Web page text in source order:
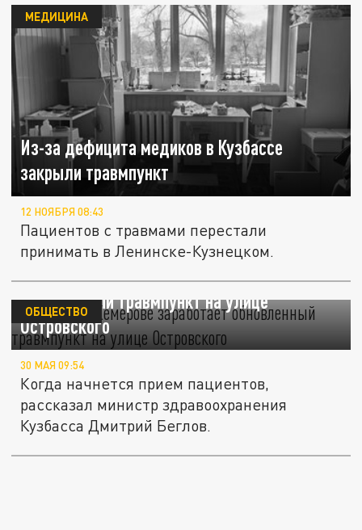
Из-за дефицита медиков в Кузбассе
закрыли травмпункт
МЕДИЦИНА
12 НОЯБРЯ 08:43
Пациентов с травмами перестали
принимать в Ленинске-Кузнецком.
С 30 мая в Кемерове заработает
обновленный травмпункт на улице
Островского
ОБЩЕСТВО
30 МАЯ 09:54
Когда начнется прием пациентов,
рассказал министр здравоохранения
Кузбасса Дмитрий Беглов.